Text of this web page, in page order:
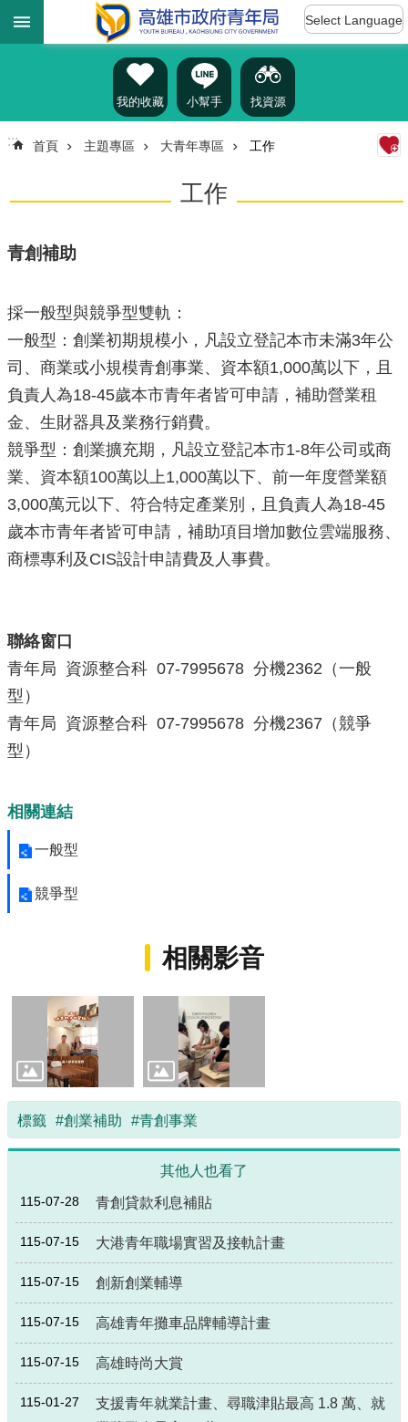
跳到主要內容區塊
識
公
告
雄
青
資
源
主
題
專
區
便
民
公
開
資
訊
網
站
長
箱
Facebook
Instagram
Line
隱
私
安
政
政
府
網
站
資
料
開
Select Language
我的收藏 小幫手 找資源
::: 首頁 主題專區 大青年專區 工作
工作
青創補助
採一般型與競爭型雙軌：
一般型：創業初期規模小，凡設立登記本市未滿3年公
司、商業或小規模青創事業、資本額1,000萬以下，且
負責人為18-45歲本市青年者皆可申請，補助營業租
金、生財器具及業務行銷費。
競爭型：創業擴充期，凡設立登記本市1-8年公司或商
業、資本額100萬以上1,000萬以下、前一年度營業額
3,000萬元以下、符合特定產業別，且負責人為18-45
歲本市青年者皆可申請，補助項目增加數位雲端服務、
商標專利及CIS設計申請費及人事費。
聯絡窗口
青年局 資源整合科 07-7995678 分機2362（一般
型）
青年局 資源整合科 07-7995678 分機2367（競爭
型）
相關連結
一般型
競爭型
相關影音
標籤 #創業補助 #青創事業
其他人也看了
115-07-28 青創貸款利息補貼
115-07-15 大港青年職場實習及接軌計畫
115-07-15 創新創業輔導
115-07-15 高雄青年攤車品牌輔導計畫
115-07-15 高雄時尚大賞
115-01-27
支援青年就業計畫、尋職津貼最高 1.8 萬、就